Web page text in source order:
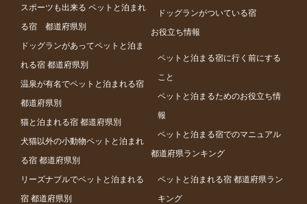
スポーツも出来る ペットと泊まれ
る宿 都道府県別
ドッグランがあってペットと泊ま
れる宿 都道府県別
温泉が有名でペットと泊まれる宿
都道府県別
猫と泊まれる宿 都道府県別
犬猫以外の小動物ペットと泊まれ
る宿 都道府県別
リーズナブルでペットと泊まれる
宿 都道府県別
ドッグランがついている宿
お役立ち情報
ペットと泊まる宿に行く前にする
こと
ペットと泊まるためのお役立ち情
報
ペットと泊まる宿でのマニュアル
都道府県ランキング
ペットと泊まれる宿 都道府県ラン
キング